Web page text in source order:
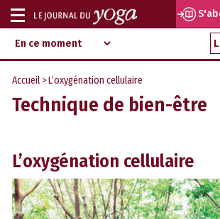
Aller
au
contenu
d‘information
indépendant
Afficher
ou
masquer
la
navigation
Accueil > L’oxygénation cellulaire
Technique de bien-être
L’oxygénation cellulaire